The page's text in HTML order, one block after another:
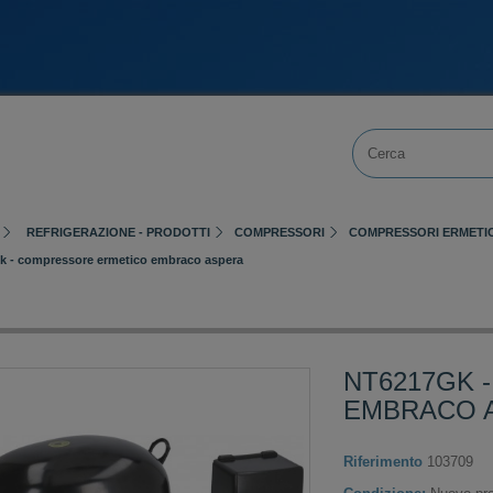
REFRIGERAZIONE - PRODOTTI COMPRESSORI COMPRESSORI
- compressore ermetico embraco aspera
NT6217GK
EMBRACO
Riferimento 103709